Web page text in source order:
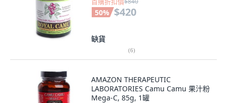
50% $420
缺貨
(6)
AMAZON THERAPEUTIC
LABORATORIES Camu Camu 果汁粉
Mega-C, 85g, 1罐